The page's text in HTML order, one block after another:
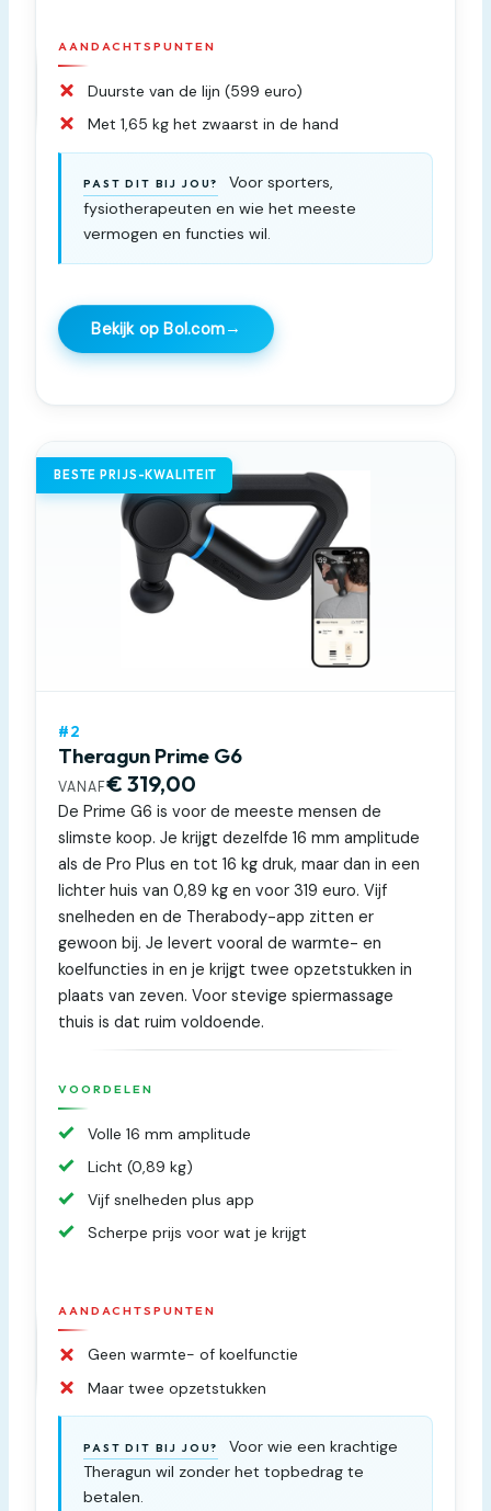
AANDACHTSPUNTEN
Duurste van de lijn (599 euro)
Met 1,65 kg het zwaarst in de hand
PAST DIT BIJ JOU?
Voor sporters,
fysiotherapeuten en wie het meeste
vermogen en functies wil.
Bekijk op Bol.com→
BESTE PRIJS-KWALITEIT
#2
Theragun Prime G6
VANAF€ 319,00
De Prime G6 is voor de meeste mensen de
slimste koop. Je krijgt dezelfde 16 mm amplitude
als de Pro Plus en tot 16 kg druk, maar dan in een
lichter huis van 0,89 kg en voor 319 euro. Vijf
snelheden en de Therabody-app zitten er
gewoon bij. Je levert vooral de warmte- en
koelfuncties in en je krijgt twee opzetstukken in
plaats van zeven. Voor stevige spiermassage
thuis is dat ruim voldoende.
VOORDELEN
Volle 16 mm amplitude
Licht (0,89 kg)
Vijf snelheden plus app
Scherpe prijs voor wat je krijgt
AANDACHTSPUNTEN
Geen warmte- of koelfunctie
Maar twee opzetstukken
PAST DIT BIJ JOU?
Voor wie een krachtige
Theragun wil zonder het topbedrag te
betalen.